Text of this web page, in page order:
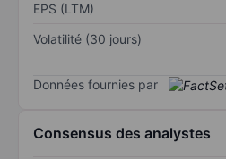
EPS (LTM)
Volatilité (30 jours)
Données fournies par
Consensus des analystes